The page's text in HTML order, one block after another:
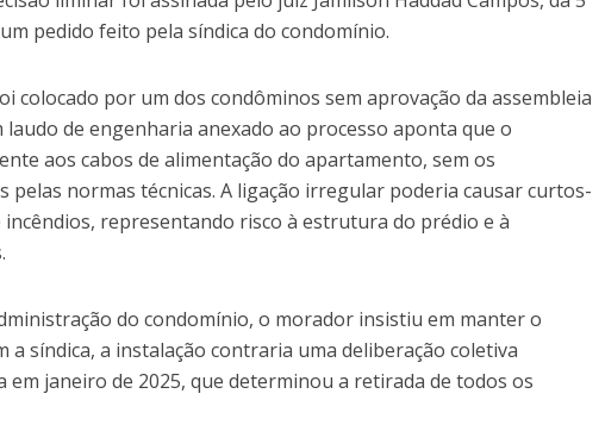
pedido feito pela síndica do condomínio.
colocado por um dos condôminos sem aprovação da assembleia
laudo de engenharia anexado ao processo aponta que o
aos cabos de alimentação do apartamento, sem os
pelas normas técnicas. A ligação irregular poderia causar curtos-
representando risco à estrutura do prédio e à
do condomínio, o morador insistiu em manter o
a síndica, a instalação contraria uma deliberação coletiva
em janeiro de 2025, que determinou a retirada de todos os